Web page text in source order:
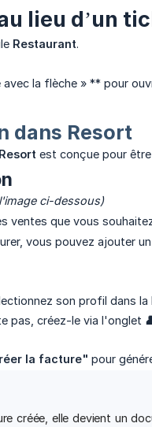
lieu d’un
Restaurant.
la flèche » ** pour
dans Resort
Resort est conçue pour
ci-dessous)
ventes que vous
vous pouvez ajouter
son profil dans la
pas, créez-le via l'onglet
la facture" pour
créée, elle devient un